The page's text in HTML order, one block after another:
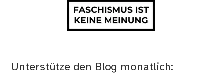
Unterstütze den Blog monatlich: